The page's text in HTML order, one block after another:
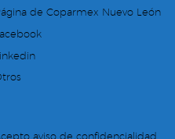
de Coparmex Nuevo León
aviso de confidencialidad